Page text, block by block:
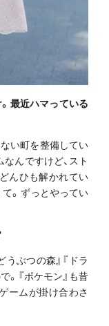
最近ハマっている
い町を整備してい
んですけど、スト
んひも解かれてい
。ずっとやってい
ぶつの森』『ドラ
。『ポケモン』も昔
ームが掛け合わさ